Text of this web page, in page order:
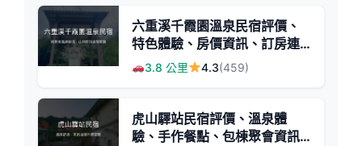
六重溪千霞園溫泉民宿評價、
特色體驗、房價資訊、訂房連
結 - 純素食溫泉秘境
3.8 公里 4.3(459)
虎山驛站民宿評價、溫泉體
驗、手作餐點、包棟聚會資訊 -